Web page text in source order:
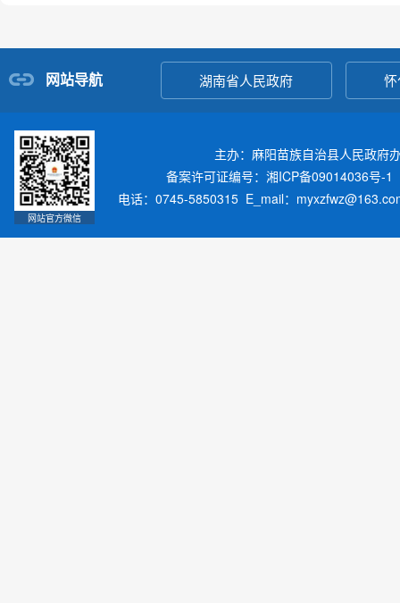
网站导航 湖南省人民政府
网站官方微信
主办：麻阳苗族自治县人民政
备案许可证编号：湘ICP备09014036号-1
电话：0745-5850315 E_mail：